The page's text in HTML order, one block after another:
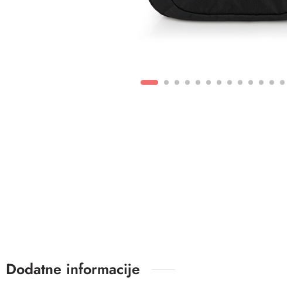
Dodatne informacije